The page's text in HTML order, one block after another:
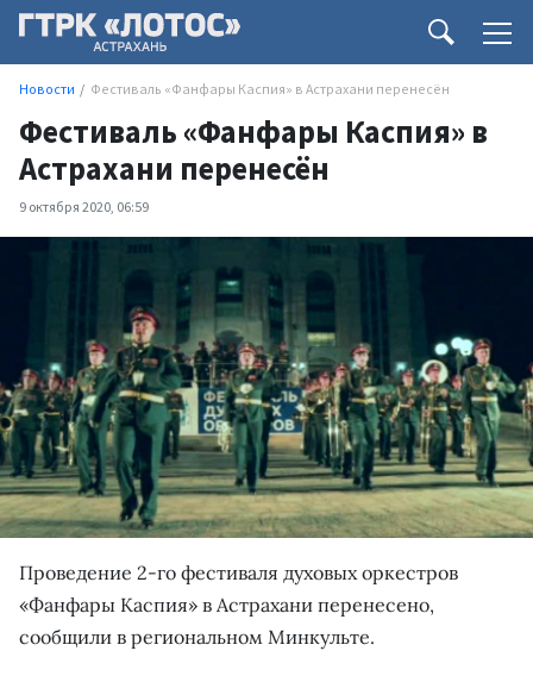
Новости Фестиваль «Фанфары Каспия» в Астрахани перенесён
Фестиваль «Фанфары Каспия» в
Астрахани перенесён
9 октября 2020, 06:59
Проведение 2-го фестиваля духовых оркестров
«Фанфары Каспия» в Астрахани перенесено,
сообщили в региональном Минкульте.